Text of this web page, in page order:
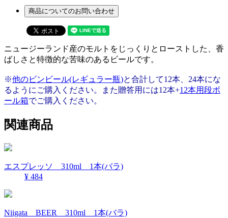
商品についてのお問い合わせ
ニュージーランド産のモルトをじっくりとローストした、香
ばしさと特徴的な苦味のあるビールです。
※他のビンビール(レギュラー瓶)と合計して12本、24本にな
るようにご購入ください。また贈答用には12本+12本用段ボ
ール箱でご購入ください。
関連商品
エスプレッソ 310ml 1本(バラ)
¥ 484
Niigata BEER 310ml 1本(バラ)